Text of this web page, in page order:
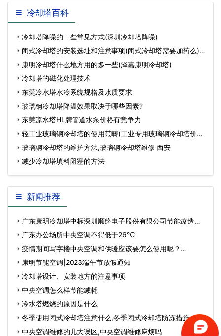
冷却塔百科
冷却塔降噪的一些常见方式(深圳冷却塔降噪)
闭式冷却塔的安装选址和注意事项(闭式冷却塔需要加药么)…
康明冷却塔什么地方用的多一些(泽嘉康明冷却塔)
冷却塔的磁化处理技术
东莞冷水塔水冷系统规格及水质要求
玻璃钢冷却塔降温效果取决于哪些因素?
东莞凉水塔HL牌管道水泵价格有竞争力
轻工业玻璃钢冷却塔的使用范畴(工业专用玻璃钢冷却塔价格
比较)…
玻璃钢冷却塔的维护方法,玻璃钢冷却塔维修 西安
减少冷却塔填料阻塞的方法
新闻推荐
广东康明冷却塔中标深圳顺络电子股份有限公司节能改造工
程…广东办公场所中央空调不得低于26℃
疫情期间写字楼中央空调和供暖应该要怎么使用呢？…
康明节能空调|2023端午节放假通知
冷却塔设计、安装地方的注意事项
中央空调怎么样节能减耗
冷水塔燃烧的原因是什么
冬季使用闭式冷却塔注意什么,冬季闭式冷却塔防冻措施…
中央空调维修的几大误区,中央空调维修麻烦吗